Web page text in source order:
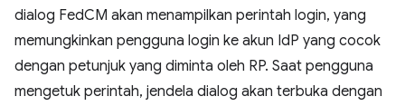
dialog FedCM akan menampilkan perintah login, yang
memungkinkan pengguna login ke akun IdP yang cocok
dengan petunjuk yang diminta oleh RP. Saat pengguna
mengetuk perintah, jendela dialog akan terbuka dengan